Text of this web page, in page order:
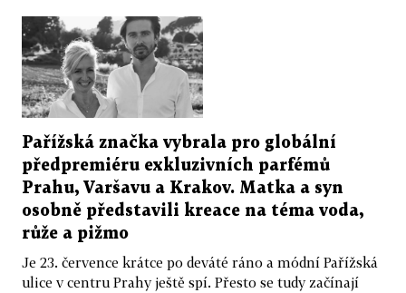
Pařížská značka vybrala pro globální
předpremiéru exkluzivních parfémů
Prahu, Varšavu a Krakov. Matka a syn
osobně představili kreace na téma voda,
růže a pižmo
Je 23. července krátce po deváté ráno a módní Pařížská
ulice v centru Prahy ještě spí. Přesto se tudy začínají